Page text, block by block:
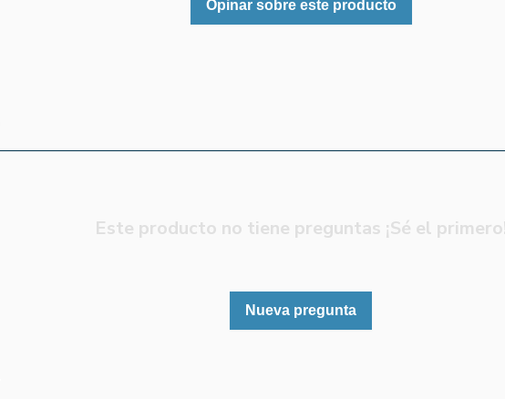
Opinar sobre este producto
Este producto no tiene preguntas ¡Sé el primero!
Nueva pregunta